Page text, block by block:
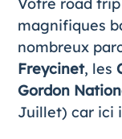
magnifiques
nombreux
Freycinet, les
Gordon
Juillet) car ici